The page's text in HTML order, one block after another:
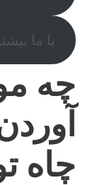
با ما
چه
چاه